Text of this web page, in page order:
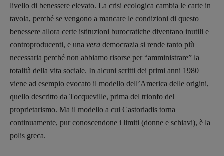
Primo Piano
Interviste
RUBRICHE
Archeologie del
presente
Fumetti
Libro & Film
Pulp for kids
livello di benessere elevato. La crisi ecologica cambia le carte in
tavola, perché se vengono a mancare le condizioni di questo
benessere allora certe istituzioni burocratiche diventano inutili e
controproducenti, e una vera democrazia si rende tanto più
necessaria perché non abbiamo risorse per “amministrare” la
totalità della vita sociale. In alcuni scritti dei primi anni 1980
viene ad esempio evocato il modello dell’America delle origini,
quello descritto da Tocqueville, prima del trionfo del
proprietarismo. Ma il modello a cui Castoriadis torna
continuamente, pur conoscendone i limiti (donne e schiavi), è la
polis greca.